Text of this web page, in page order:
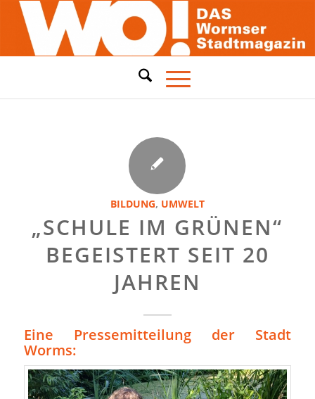
BILDUNG, UMWELT
„SCHULE IM GRÜNEN“
BEGEISTERT SEIT 20
JAHREN
Eine Pressemitteilung der Stadt
Worms: